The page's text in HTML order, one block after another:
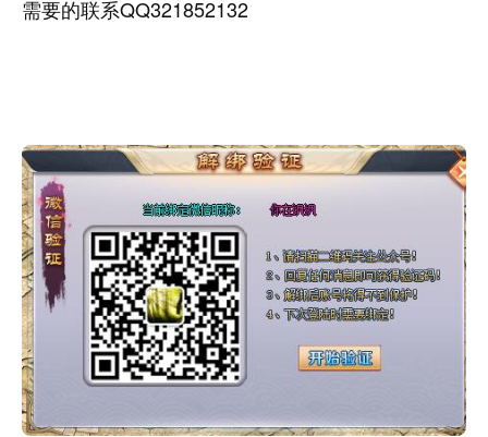
需要的联系QQ321852132